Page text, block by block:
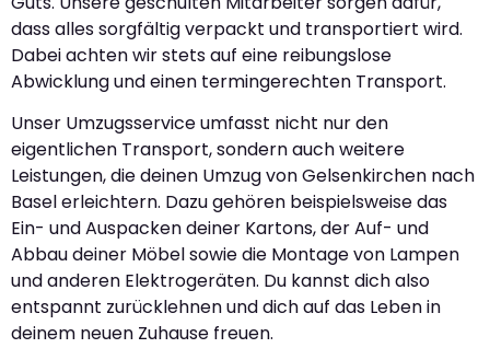
dass alles sorgfältig verpackt und transportiert wird.
Dabei achten wir stets auf eine reibungslose
Abwicklung und einen termingerechten Transport.
Unser Umzugsservice umfasst nicht nur den
eigentlichen Transport, sondern auch weitere
Leistungen, die deinen Umzug von Gelsenkirchen nach
Basel erleichtern. Dazu gehören beispielsweise das
Ein- und Auspacken deiner Kartons, der Auf- und
Abbau deiner Möbel sowie die Montage von Lampen
und anderen Elektrogeräten. Du kannst dich also
entspannt zurücklehnen und dich auf das Leben in
deinem neuen Zuhause freuen.